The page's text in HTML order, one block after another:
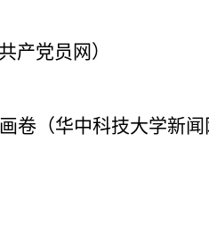
产党员网）
卷（华中科技大学新闻